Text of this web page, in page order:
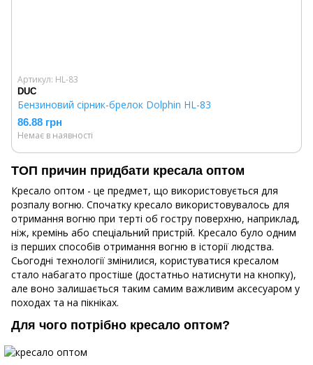
ТОП причин придбати кресала оптом
Кресало оптом - це предмет, що використовується для
розпалу вогню. Спочатку кресало використовувалось для
отримання вогню при терті об гостру поверхню, наприклад,
ніж, кремінь або спеціальний пристрій. Кресало було одним
із перших способів отримання вогню в історії людства.
Сьогодні технології змінилися, користуватися кресалом
стало набагато простіше (достатньо натиснути на кнопку),
але воно залишається таким самим важливим аксесуаром у
походах та на пікніках.
Для чого потрібно кресало оптом?
Артикул: HL-83
DUC
Бензиновий сірник-брелок Dolphin HL-83
86.88 грн
Немає в наявності